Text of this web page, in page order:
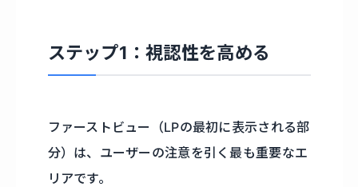
ステップ1：視認性を高める
ファーストビュー（LPの最初に表示される部
分）は、ユーザーの注意を引く最も重要なエ
リアです。